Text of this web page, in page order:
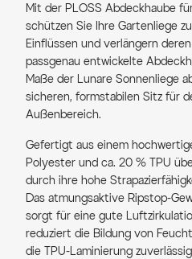
Mit der PLOSS Abdeckhaube
schützen Sie Ihre Gartenliege
Einflüssen und verlängern
passgenau entwickelte
Maße der Lunare Sonnenliege
sicheren, formstabilen Sitz für
Außenbereich.
Gefertigt aus einem
Polyester und ca. 20 % TPU
durch ihre hohe
Das atmungsaktive Ripstop-
sorgt für eine gute
reduziert die Bildung von
die TPU-Laminierung